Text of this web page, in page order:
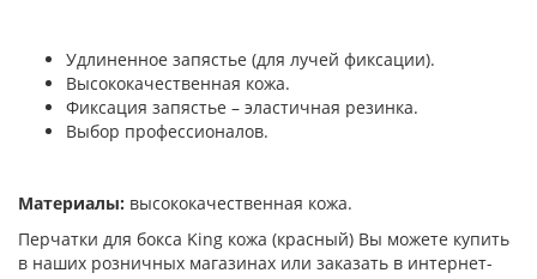
Удлиненное запястье (для лучей фиксации).
Высококачественная кожа.
Фиксация запястье – эластичная резинка.
Выбор профессионалов.
Материалы: высококачественная кожа.
Перчатки для бокса King кожа (красный) Вы можете купить
в наших розничных магазинах или заказать в интернет-